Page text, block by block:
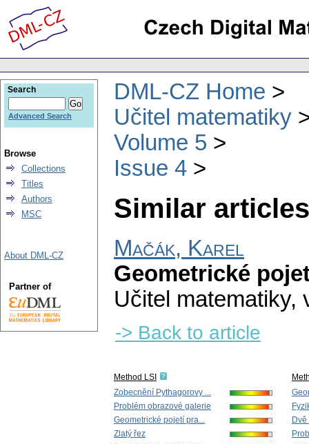
DML-CZ Home
Učitel matematiky
Volume 5
Issue 4
Similar
Mačák, Karel
Geometrické
Učitel matematiky,
-> Back to article
Method LSI
Zobecnění Pythagorovy ...
Problém obrazové galerie
Geometrické pojetí pra...
Zlatý řez
Search
Advanced Search
Browse
Collections
Titles
Authors
MSC
About DML-CZ
Partner of